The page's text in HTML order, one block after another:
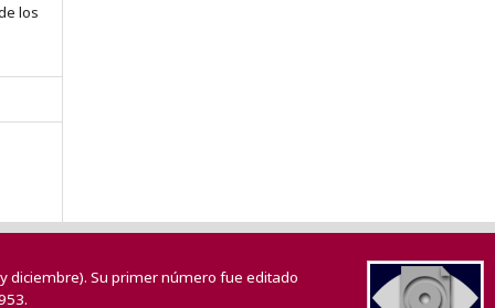
los
diciembre). Su primer número fue editado